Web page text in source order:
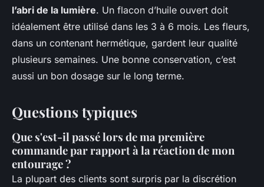
l’abri de la lumière. Un flacon d’huile ouvert doit
idéalement être utilisé dans les 3 à 6 mois. Les fleurs,
dans un contenant hermétique, gardent leur qualité
plusieurs semaines. Une bonne conservation, c’est
aussi un bon dosage sur le long terme.
Questions typiques
Que s'est-il passé lors de ma première
commande par rapport à la réaction de mon
entourage ?
La plupart des clients sont surpris par la discrétion